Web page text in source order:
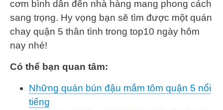
cơm bình dân đến nhà hàng mang phong cách
sang trọng. Hy vọng bạn sẽ tìm được một quán
chay quận 5 thân tình trong top10 ngày hôm
nay nhé!
Có thể bạn quan tâm:
Những quán bún đậu mắm tôm quận 5 nổi
tiếng